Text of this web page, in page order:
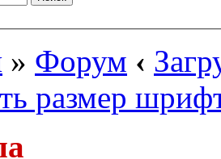
» Форум ‹
размер